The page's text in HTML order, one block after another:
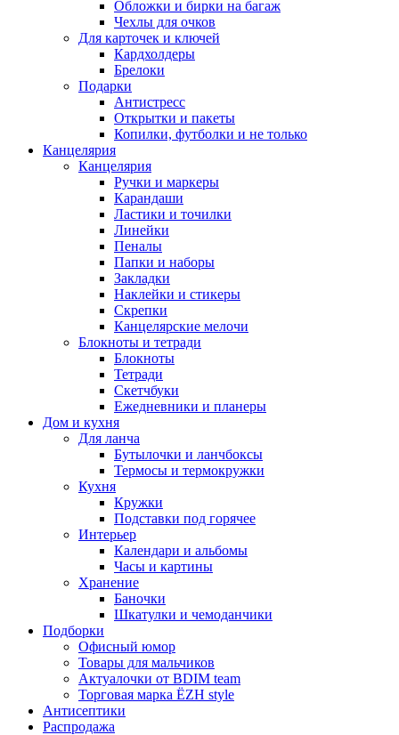
Обложки и бирки на багаж
Чехлы для очков
Для карточек и ключей
Кардхолдеры
Брелоки
Подарки
Антистресс
Открытки и пакеты
Копилки, футболки и не только
Канцелярия
Канцелярия
Ручки и маркеры
Карандаши
Ластики и точилки
Линейки
Пеналы
Папки и наборы
Закладки
Наклейки и стикеры
Скрепки
Канцелярские мелочи
Блокноты и тетради
Блокноты
Тетради
Скетчбуки
Ежедневники и планеры
Дом и кухня
Для ланча
Бутылочки и ланчбоксы
Термосы и термокружки
Кухня
Кружки
Подставки под горячее
Интерьер
Календари и альбомы
Часы и картины
Хранение
Баночки
Шкатулки и чемоданчики
Подборки
Офисный юмор
Товары для мальчиков
Актуалочки от BDIM team
Торговая марка ЁZH style
Антисептики
Распродажа